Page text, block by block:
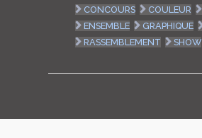
CONCOURS
COULEUR
ENSEMBLE
GRAPHIQUE
RASSEMBLEMENT
SHOW